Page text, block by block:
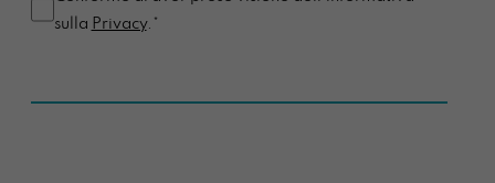
sulla Privacy.*